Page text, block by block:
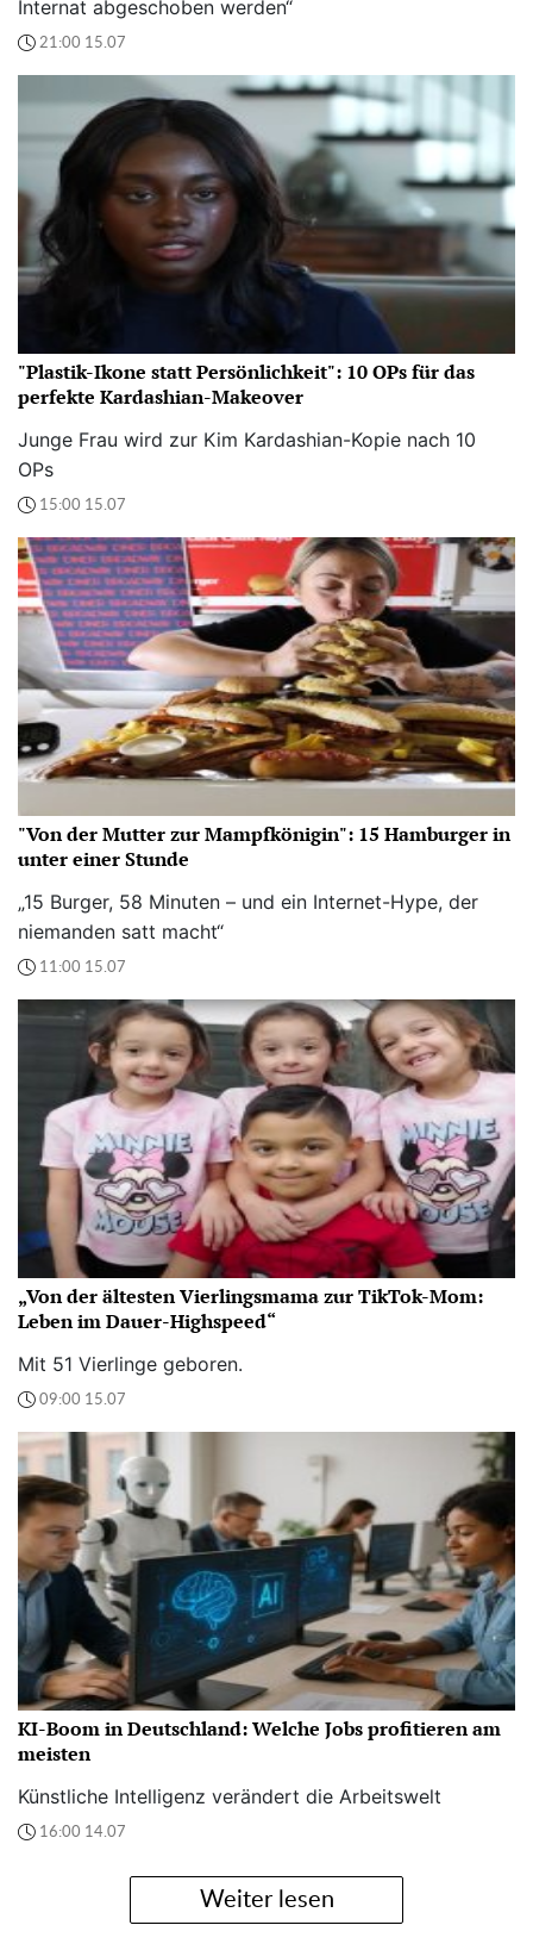
Internat abgeschoben werden“
21:00 15.07
"Plastik-Ikone statt Persönlichkeit": 10 OPs für das
perfekte Kardashian-Makeover
Junge Frau wird zur Kim Kardashian-Kopie nach 10
OPs
15:00 15.07
"Von der Mutter zur Mampfkönigin": 15 Hamburger in
unter einer Stunde
„15 Burger, 58 Minuten – und ein Internet-Hype, der
niemanden satt macht“
11:00 15.07
„Von der ältesten Vierlingsmama zur TikTok-Mom:
Leben im Dauer-Highspeed“
Mit 51 Vierlinge geboren.
09:00 15.07
KI-Boom in Deutschland: Welche Jobs profitieren am
meisten
Künstliche Intelligenz verändert die Arbeitswelt
16:00 14.07
Weiter lesen